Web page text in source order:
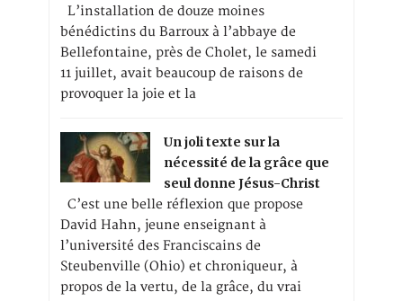
L’installation de douze moines
bénédictins du Barroux à l’abbaye de
Bellefontaine, près de Cholet, le samedi
11 juillet, avait beaucoup de raisons de
provoquer la joie et la
Un joli texte sur la
nécessité de la grâce que
seul donne Jésus-Christ
C’est une belle réflexion que propose
David Hahn, jeune enseignant à
l’université des Franciscains de
Steubenville (Ohio) et chroniqueur, à
propos de la vertu, de la grâce, du vrai